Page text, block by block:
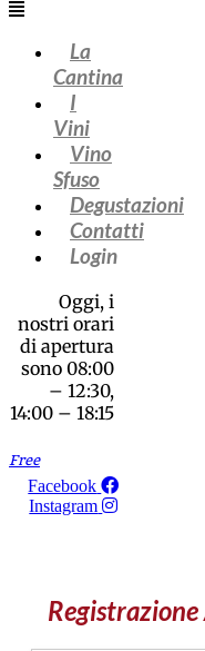
La
Cantina
I
Vini
Vino
Sfuso
Degustazioni
Contatti
Login
Oggi, i
nostri orari
di apertura
sono 08:00
– 12:30,
14:00 – 18:15
Free
Facebook
Instagram
Registrazione